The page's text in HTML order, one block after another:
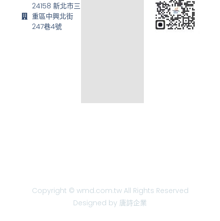
24158 新北市三
重區中興北街
247巷4號
Copyright © wmd.com.tw All Rights Reserved
Designed by 唐詩企業